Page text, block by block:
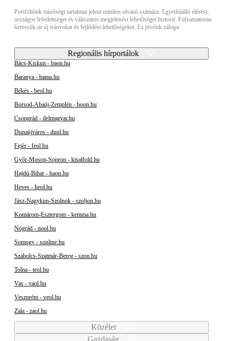
Portfóliónk minőségi tartalmat jelent minden olvasó számára. Egyedülálló elérést,
országos lefedettséget és változatos megjelenési lehetőséget biztosít. Folyamatosan
keressük az új irányokat és fejlődési lehetőségeket. Ez jövőnk záloga.
Regionális hírportálok
Bács-Kiskun - baon.hu
Baranya - bama.hu
Békés - beol.hu
Borsod-Abaúj-Zemplén - boon.hu
Csongrád - delmagyar.hu
Dunaújváros - duol.hu
Fejér - feol.hu
Győr-Moson-Sopron - kisalfold.hu
Hajdú-Bihar - haon.hu
Heves - heol.hu
Jász-Nagykun-Szolnok - szoljon.hu
Komárom-Esztergom - kemma.hu
Nógrád - nool.hu
Somogy - sonline.hu
Szabolcs-Szatmár-Bereg - szon.hu
Tolna - teol.hu
Vas - vaol.hu
Veszprém - veol.hu
Zala - zaol.hu
Közélet
Gazdaság